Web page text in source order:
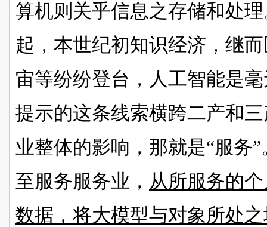
算机则关乎信息之存储和处
起，本世纪初知识经济，继
宙等纷纷登台，人工智能是
提示的这条线索横跨二产和
业整体的影响，那就是“服务
至服务服务业， 从所服务的
数据，将大模型与对象所处